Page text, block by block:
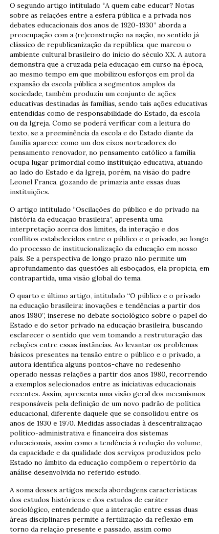
O segundo artigo intitulado “A quem cabe educar? Notas
sobre as relações entre a esfera pública e a privada nos
debates educacionais dos anos de 1920-1930” aborda a
preocupação com a (re)construção na nação, no sentido já
clássico de republicanização da república, que marcou o
ambiente cultural brasileiro do início do século XX. A autora
demonstra que a cruzada pela educação em curso na época,
ao mesmo tempo em que mobilizou esforços em prol da
expansão da escola pública a segmentos amplos da
sociedade, também produziu um conjunto de ações
educativas destinadas às famílias, sendo tais ações educativas
entendidas como de responsabilidade do Estado, da escola
ou da Igreja. Como se poderá verificar com a leitura do
texto, se a preeminência da escola e do Estado diante da
família aparece como um dos eixos norteadores do
pensamento renovador, no pensamento católico a família
ocupa lugar primordial como instituição educativa, atuando
ao lado do Estado e da Igreja, porém, na visão do padre
Leonel Franca, gozando de primazia ante essas duas
instituições.
O artigo intitulado “Oscilações do público e do privado na
história da educação brasileira”, apresenta uma
interpretação acerca dos limites, da interação e dos
conflitos estabelecidos entre o público e o privado, ao longo
do processo de institucionalização da educação em nosso
país. Se a perspectiva de longo prazo não permite um
aprofundamento das questões ali esboçados, ela propicia, em
contrapartida, uma visão global do tema.
O quarto e último artigo, intitulado “O público e o privado
na educação brasileira: inovações e tendências a partir dos
anos 1980”, inserese no debate sociológico sobre o papel do
Estado e do setor privado na educação brasileira, buscando
esclarecer o sentido que vem tomando a restruturação das
relações entre essas instâncias. Ao levantar os problemas
básicos presentes na tensão entre o público e o privado, a
autora identifica alguns pontos-chave no redesenho
operado nessas relações a partir dos anos 1980, recorrendo
a exemplos selecionados entre as iniciativas educacionais
recentes. Assim, apresenta uma visão geral dos mecanismos
responsáveis pela definição de um novo padrão de política
educacional, diferente daquele que se consolidou entre os
anos de 1930 e 1970. Medidas associadas à descentralização
político-administrativa e financeira dos sistemas
educacionais, assim como a tendência à redução do volume,
da capacidade e da qualidade dos serviços produzidos pelo
Estado no âmbito da educação compõem o repertório da
análise desenvolvida no referido estudo.
A soma desses artigos mescla abordagens características
dos estudos históricos e dos estudos de caráter
sociológico, entendendo que a interação entre essas duas
áreas disciplinares permite a fertilização da reflexão em
torno da relação presente e passado, assim como